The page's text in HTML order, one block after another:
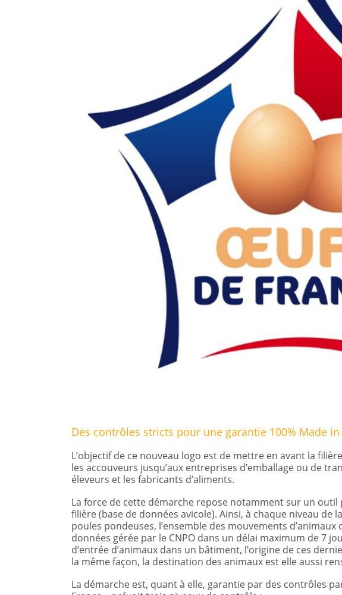
Des contrôles stricts pour une garantie 100% Made in
L’objectif de ce nouveau logo est de mettre en avant la
les accouveurs jusqu’aux entreprises d’emballage ou de
éleveurs et les fabricants d’aliments.
La force de cette démarche repose notamment sur un
filière (base de données avicole). Ainsi, à chaque niveau de
poules pondeuses, l’ensemble des mouvements
données gérée par le CNPO dans un délai maximum de 7
d’entrée d’animaux dans un bâtiment, l’origine de ces
la même façon, la destination des animaux est elle aussi
La démarche est, quant à elle, garantie par des contrôles